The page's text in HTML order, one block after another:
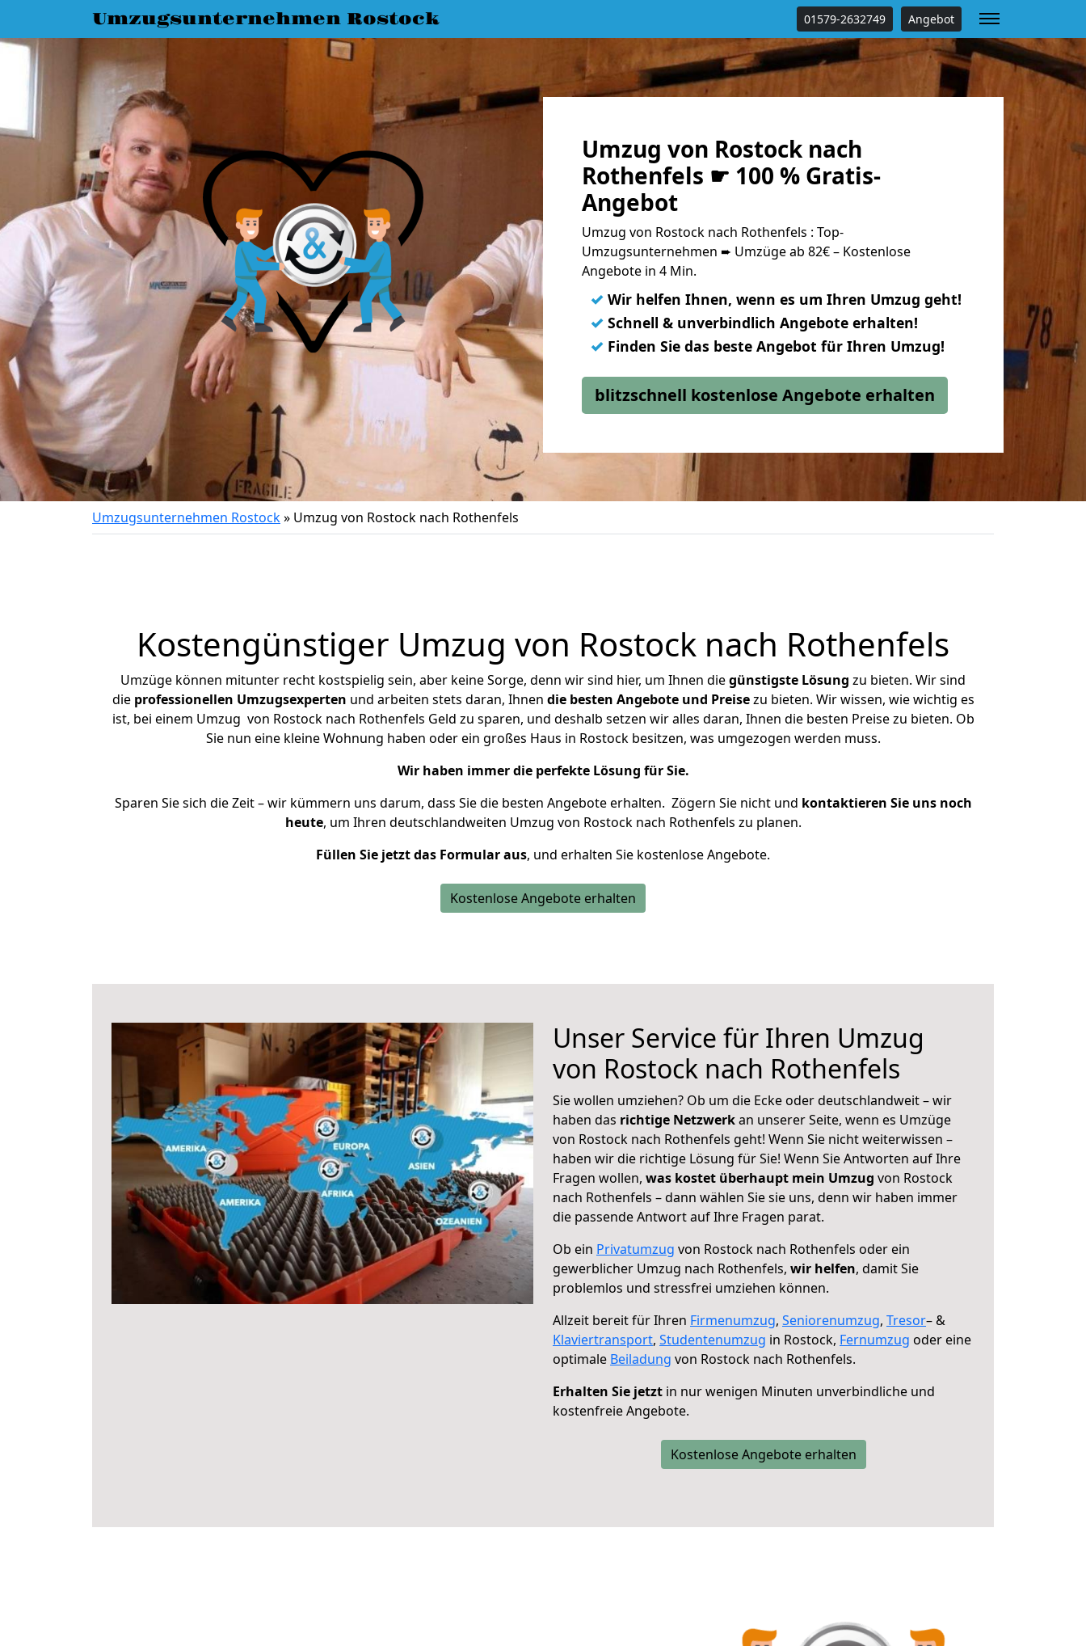
Umzugsunternehmen Rostock 01579-2632749 Angebot
Umzug von Rostock nach
Rothenfels ☛ 100 % Gratis-
Angebot
Umzug von Rostock nach Rothenfels : Top-
Umzugsunternehmen ➨ Umzüge ab 82€ – Kostenlose
Angebote in 4 Min.
✓ Wir helfen Ihnen, wenn es um Ihren Umzug geht!
✓ Schnell & unverbindlich Angebote erhalten!
✓ Finden Sie das beste Angebot für Ihren Umzug!
blitzschnell kostenlose Angebote erhalten
Umzugsunternehmen Rostock» Umzug von Rostock nach Rothenfels
Kostengünstiger Umzug von Rostock nach Rothenfels
Umzüge können mitunter recht kostspielig sein, aber keine Sorge, denn wir sind hier, um Ihnen diegünstigste Lösung zu bieten. Wir sind
die professionellen Umzugsexperten und arbeiten stets daran, Ihnen die besten Angebote und Preisezu bieten. Wir wissen, wie wichtig es
ist, bei einem Umzug von Rostock nach Rothenfels Geld zu sparen, und deshalb setzen wir alles daran, Ihnen die besten Preise zu bieten. Ob
Sie nun eine kleine Wohnung haben oder ein großes Haus in Rostock besitzen, was umgezogen werden muss.
Wir haben immer die perfekte Lösung für Sie.
Sparen Sie sich die Zeit – wir kümmern uns darum, dass Sie die besten Angebote erhalten. Zögern Sie nicht und kontaktieren Sie uns noch
heute, um Ihren deutschlandweiten Umzug von Rostock nach Rothenfels zu planen.
Füllen Sie jetzt das Formular aus, und erhalten Sie kostenlose Angebote.
Kostenlose Angebote erhalten
Unser Service für Ihren Umzug
von Rostock nach Rothenfels
Sie wollen umziehen? Ob um die Ecke oder deutschlandweit – wir
haben das richtige Netzwerkan unserer Seite, wenn es Umzüge
von Rostock nach Rothenfels geht! Wenn Sie nicht weiterwissen –
haben wir die richtige Lösung für Sie! Wenn Sie Antworten auf Ihre
Fragen wollen, was kostet überhaupt mein Umzug von Rostock
nach Rothenfels – dann wählen Sie sie uns, denn wir haben immer
die passende Antwort auf Ihre Fragen parat.
Ob ein Privatumzug von Rostock nach Rothenfels oder ein
gewerblicher Umzug nach Rothenfels, wir helfen, damit Sie
problemlos und stressfrei umziehen können.
Allzeit bereit für Ihren Firmenumzug, Seniorenumzug, Tresor– &
Klaviertransport, Studentenumzug in Rostock, Fernumzug oder eine
optimale Beiladung von Rostock nach Rothenfels.
Erhalten Sie jetzt in nur wenigen Minuten unverbindliche und
kostenfreie Angebote.
Kostenlose Angebote erhalten